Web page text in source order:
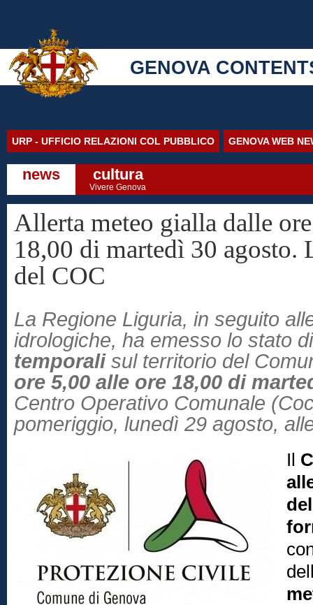
GENOVA
URP - UFFICIO RELAZIONI COL PUBBLICO GENOVA WEB
news cultura
Vivere Genova
Allerta meteo gialla dalle
18,00 di martedì 30 agosto.
del COC
La Regione Liguria, in seguito
idrologiche, ha emesso lo stato
temporali sul territorio del
ore 5,00 alle ore 18,00 di
Centro Operativo Comunale
pomeriggio, lunedì 29 agosto,
Il